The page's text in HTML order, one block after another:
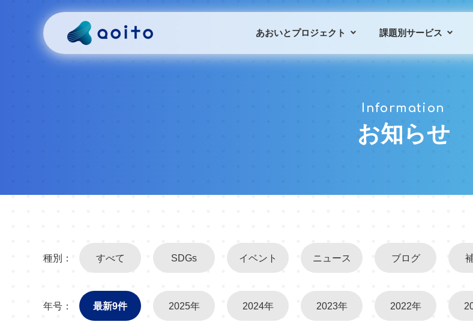
あおいとプロジェクト 課題別サービス
導入事例
Information
お知らせ
種別： すべて SDGs イベント ニュース ブログ
年号： 最新9件 2025年 2024年 2023年 2022年